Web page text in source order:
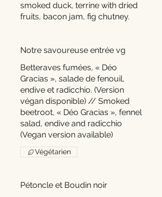
smoked duck, terrine with dried
fruits, bacon jam, fig chutney.
Notre savoureuse entrée vg
Betteraves fumées, « Déo
Gracias », salade de fenouil,
endive et radicchio. (Version
végan disponible) // Smoked
beetroot, « Déo Gracias », fennel
salad, endive and radicchio
Végétarien
Pétoncle et Boudin noir